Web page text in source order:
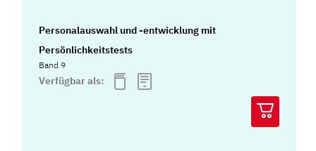
Personalauswahl und -entwicklung mit
Persönlichkeitstests
Band 9
Verfügbar als: